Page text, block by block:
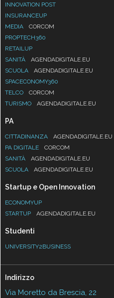
INNOVATION POST
INSURANCEUP
MEDIA
CORCOM
PROPTECH360
RETAILUP
SANITÀ
AGENDADIGITALE.EU
SCUOLA
AGENDADIGITALE.EU
SPACECONOMY360
TELCO
CORCOM
TURISMO
AGENDADIGITALE.EU
PA
CITTADINANZA
AGENDADIGITALE.EU
PA DIGITALE
CORCOM
SANITÀ
AGENDADIGITALE.EU
SCUOLA
AGENDADIGITALE.EU
Startup e Open Innovation
ECONOMYUP
STARTUP
AGENDADIGITALE.EU
Studenti
UNIVERSITY2BUSINESS
Indirizzo
Via Moretto da Brescia, 22